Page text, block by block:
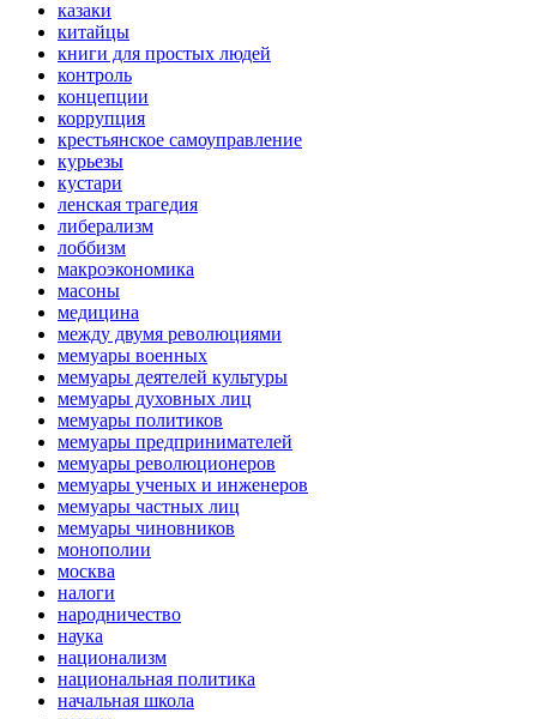
казаки
китайцы
книги для простых людей
контроль
концепции
коррупция
крестьянское самоуправление
курьезы
кустари
ленская трагедия
либерализм
лоббизм
макроэкономика
масоны
медицина
между двумя революциями
мемуары военных
мемуары деятелей культуры
мемуары духовных лиц
мемуары политиков
мемуары предпринимателей
мемуары революционеров
мемуары ученых и инженеров
мемуары частных лиц
мемуары чиновников
монополии
москва
налоги
народничество
наука
национализм
национальная политика
начальная школа